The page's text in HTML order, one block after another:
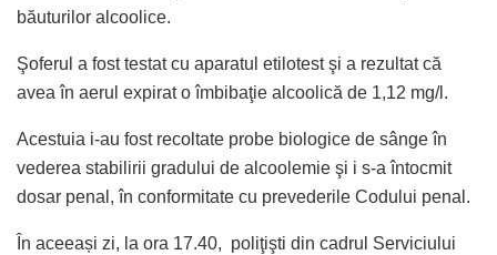
băuturilor alcoolice.
Şoferul a fost testat cu aparatul etilotest şi a rezultat că
avea în aerul expirat o îmbibaţie alcoolică de 1,12 mg/l.
Acestuia i-au fost recoltate probe biologice de sânge în
vederea stabilirii gradului de alcoolemie şi i s-a întocmit
dosar penal, în conformitate cu prevederile Codului penal.
În aceeași zi, la ora 17.40, poliţişti din cadrul Serviciului